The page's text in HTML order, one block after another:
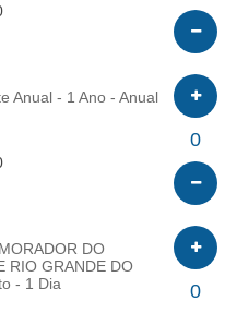
Anual - 1 Ano - Anual
0
DO
RIO GRANDE DO
- 1 Dia
0